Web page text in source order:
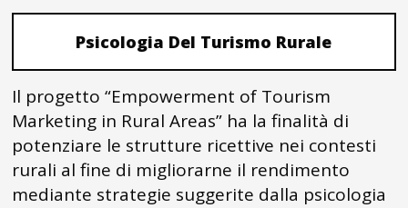
Psicologia Del Turismo Rurale
Il progetto “Empowerment of Tourism
Marketing in Rural Areas” ha la finalità di
potenziare le strutture ricettive nei contesti
rurali al fine di migliorarne il rendimento
mediante strategie suggerite dalla psicologia